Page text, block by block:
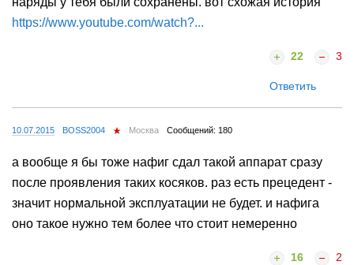
https://www.youtube.com/watch?...
22 3
Ответить
10.07.2015 BOSS2004 Москва Сообщений: 180
а вообще я бы тоже нафиг сдал такой аппарат сразу
после проявления таких косяков. раз есть прецедент -
значит нормальной эксплуатации не будет. и нафига
оно такое нужно тем более что стоит немеренно
16 2